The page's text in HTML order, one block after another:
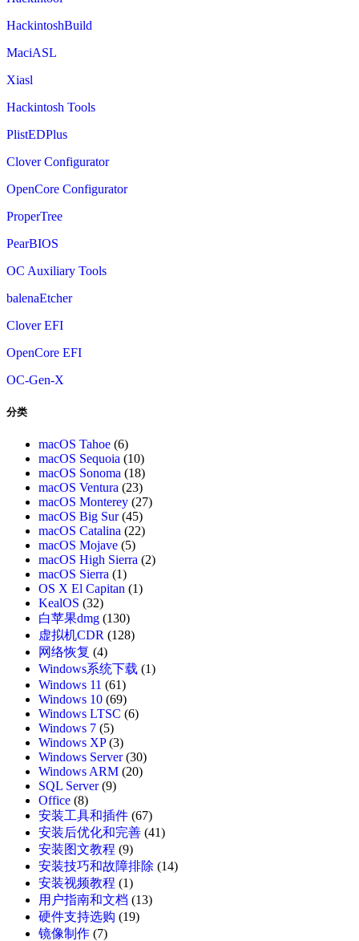
HackintoshBuild
MaciASL
Xiasl
Hackintosh Tools
PlistEDPlus
Clover Configurator
OpenCore Configurator
ProperTree
PearBIOS
OC Auxiliary Tools
balenaEtcher
Clover EFI
OpenCore EFI
OC-Gen-X
分类
macOS Tahoe (6)
macOS Sequoia (10)
macOS Sonoma (18)
macOS Ventura (23)
macOS Monterey (27)
macOS Big Sur(45)
macOS Catalina (22)
macOS Mojave (5)
macOS High Sierra (2)
macOS Sierra (1)
OS X El Capitan (1)
KealOS (32)
白苹果dmg (130)
虚拟机CDR (128)
网络恢复 (4)
Windows系统下载 (1)
Windows 11 (61)
Windows 10 (69)
Windows LTSC (6)
Windows 7 (5)
Windows XP(3)
Windows Server(30)
Windows ARM (20)
SQL Server(9)
Office (8)
安装工具和插件 (67)
安装后优化和完善 (41)
安装图文教程 (9)
安装技巧和故障排除 (14)
安装视频教程 (1)
用户指南和文档 (13)
硬件支持选购 (19)
镜像制作 (7)